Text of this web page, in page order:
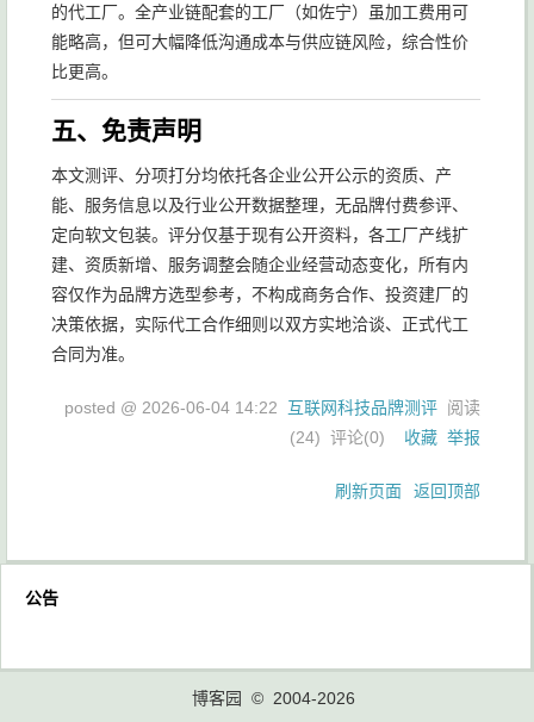
的代工厂。全产业链配套的工厂（如佐宁）虽加工费用可
能略高，但可大幅降低沟通成本与供应链风险，综合性价
比更高。
五、免责声明
本文测评、分项打分均依托各企业公开公示的资质、产
能、服务信息以及行业公开数据整理，无品牌付费参评、
定向软文包装。评分仅基于现有公开资料，各工厂产线扩
建、资质新增、服务调整会随企业经营动态变化，所有内
容仅作为品牌方选型参考，不构成商务合作、投资建厂的
决策依据，实际代工合作细则以双方实地洽谈、正式代工
合同为准。
posted @ 2026-06-04 14:22 互联网科技品牌测评 阅读
(24) 评论(0) 收藏 举报
刷新页面 返回顶部
公告
博客园 © 2004-2026